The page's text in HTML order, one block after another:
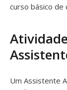
curso básico de
Um Assistente